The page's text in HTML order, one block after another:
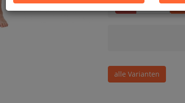
alle Varianten